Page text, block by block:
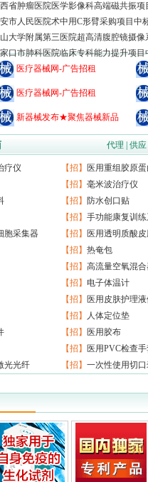
省肿瘤医院医学影像科高端磁共振项
市人民医院术中用C形臂采购项目中
大学附属第三医院超高清腹腔镜摄像
口市肺科医院临床专科能力提升项目
医疗器械网-广告招租
医疗器械网-广告招租
新器械发布★聚焦器械新品
代理 供应
疗仪 【招】
医用重组胶原
【招】 毫米波治疗仪
【招】 防水创口贴
【招】 手功能康复训
胞采集器 【招】
医用透明质酸
【招】 热奄包
【招】 高流量空氧混
【招】 电子体温计
【招】
医用皮肤护理
【招】
人体定位垫
【招】
医用胶布
【招】
医用PVC检查手
光光纤 【招】 一次性使用切